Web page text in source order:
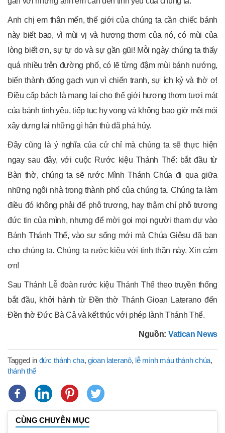
Anh chị em thân mến, thế giới của chúng ta cần chiếc bánh
này biết bao, vì mùi vị và hương thơm của nó, có mùi của
lòng biết ơn, sự tự do và sự gần gũi! Mỗi ngày chúng ta thấy
quá nhiều trên đường phố, có lẽ từng đậm mùi bánh nướng,
biến thành đống gạch vụn vì chiến tranh, sự ích kỷ và thờ ơ!
Điều cấp bách là mang lại cho thế giới hương thơm tươi mát
của bánh tình yêu, tiếp tục hy vọng và không bao giờ mệt mỏi
xây dựng lại những gì hận thù đã phá hủy.
Đây cũng là ý nghĩa của cử chỉ mà chúng ta sẽ thực hiện
ngay sau đây, với cuộc Rước kiệu Thánh Thể: bắt đầu từ
Bàn thờ, chúng ta sẽ rước Mình Thánh Chúa đi qua giữa
những ngôi nhà trong thành phố của chúng ta. Chúng ta làm
điều đó không phải để phô trương, hay thậm chí phô trương
đức tin của mình, nhưng để mời gọi mọi người tham dự vào
Bánh Thánh Thể, vào sự sống mới mà Chúa Giêsu đã ban
cho chúng ta. Chúng ta rước kiệu với tinh thần này. Xin cảm
ơn!
Sau Thánh Lễ đoàn rước kiệu Thánh Thể theo truyền thống
bắt đầu, khởi hành từ Đền thờ Thánh Gioan Laterano đến
Đền thờ Đức Bà Cả và kết thúc với phép lành Thánh Thể.
Nguồn: Vatican News
Tagged in đức thánh cha,gioan lateranô, lễ mình máu thánh chúa,
thánh thể
CÙNG CHUYÊN MỤC